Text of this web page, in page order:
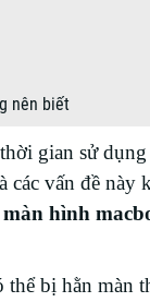
nên biết
gian sử
các vấn đề này
hình
bị hằn màn